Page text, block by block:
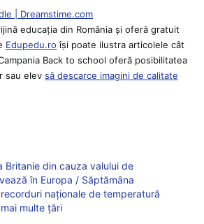
| Dreamstime.com
educaţia din România şi oferă gratuit
Edupedu.ro îşi poate ilustra articolele cât
Back to school oferă posibilitatea
sau elev să descarce imagini de calitate
Britanie din cauza valului de
în Europa / Săptămâna
naționale de temperatură
multe țări